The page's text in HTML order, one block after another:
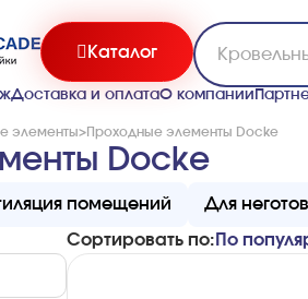
Каталог
Доставка и оплатаО компании
элементы>Проходные элементы Docke
Docke
помещений Для
Сортировать по: По